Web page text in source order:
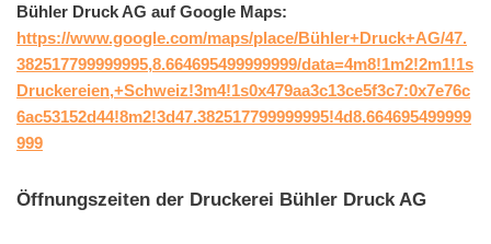
Bühler Druck AG auf Google Maps:
https://www.google.com/maps/place/Bühler+Druck+AG/47.
382517799999995,8.664695499999999/data=4m8!1m2!2m1!1s
Druckereien,+Schweiz!3m4!1s0x479aa3c13ce5f3c7:0x7e76c
6ac53152d44!8m2!3d47.382517799999995!4d8.664695499999
999
Öffnungszeiten der Druckerei Bühler Druck AG